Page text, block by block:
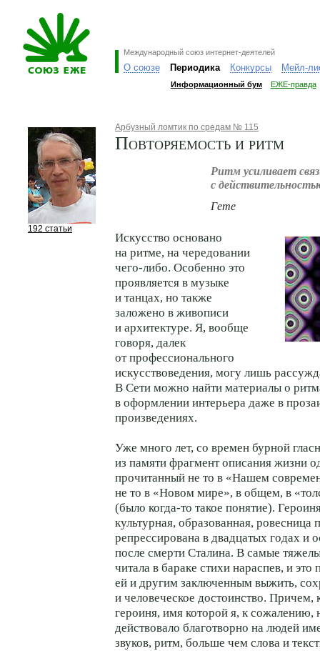
Международный союз интернет-деятелей
О союзе Периодика Конкурсы Мейл-
Информационный бум ЕЖЕ-правда
192 статьи
Арбузный ломтик по средам № 115
Повторяемость и ритм
Ритм усиливает
с
Гете
Искусство основано
на ритме, на чередовании
чего-либо. Особенно это
проявляется в музыке
и танцах, но также
заложено в живописи
и архитектуре. Я, вообще
говоря, далек
от профессионального
искусствоведения, могу лишь
В Сети можно найти материалы о
в оформлении интерьера даже в
произведениях.
Уже много лет, со времен бурной
из памяти фрагмент описания жизни
прочитанный не то в «Нашем
не то в «Новом мире», в общем, в
(было когда-то такое понятие).
культурная, образованная, ровесница
репрессирована в двадцатых годах и
после смерти Сталина. В самые
читала в бараке стихи нараспев, и это
ей и другим заключенным выжить,
и человеческое достоинство. Причем,
героиня, имя которой я, к
действовало благотворно на людей
звуков, ритм, больше чем слова и